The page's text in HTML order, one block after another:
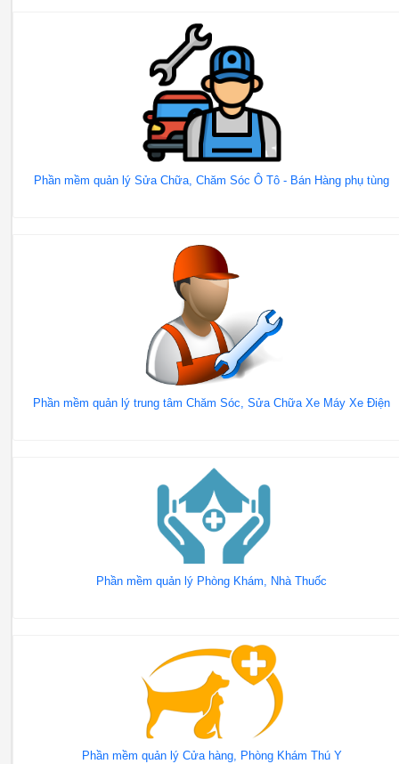
Phần mềm quản lý Sửa Chữa, Chăm Sóc Ô Tô - Bán Hàng phụ tùng
Phần mềm quản lý trung tâm Chăm Sóc, Sửa Chữa Xe Máy Xe Điện
Phần mềm quản lý Phòng Khám, Nhà Thuốc
Phần mềm quản lý Cửa hàng, Phòng Khám Thú Y